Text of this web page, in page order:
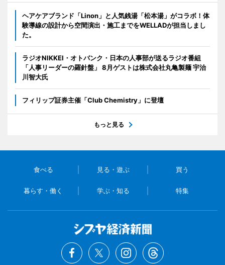
ヘアケアブランド「Linon」と人気銭湯「松本湯」がコラボ！体
験導線の設計から空間演出・施工までをWELLADが担当しまし
た。
ラジオNIKKEI・オトバンク・日本の人事部が送るラジオ番組
「人事リーダーの羅針盤」 8月ゲストは株式会社丸亀製麺 宇治
川智大氏
フィリップ証券主催「Club Chemistry」に登壇
もっと見る
食べる 見る・遊ぶ 買う
暮らす・働く 学ぶ・知る 特集